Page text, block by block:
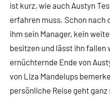
ist kurz, wie auch Austyn
erfahren muss. Schon nach
ihm sein Manager, kein
besitzen und lässt ihn fallen
ernüchternde Ende von
von Liza Mandelups
persönliche Reise geht